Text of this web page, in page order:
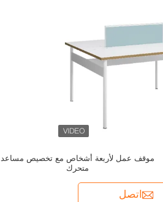
موقف عمل لأربعة أشخاص مع تخصيص مساعد
متحرك
اتصل